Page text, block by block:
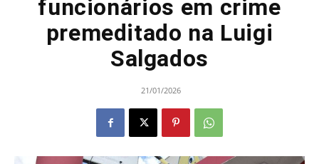
funcionários em crime
premeditado na Luigi
Salgados
21/01/2026